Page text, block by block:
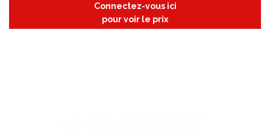
Connectez-vous ici
pour voir le prix